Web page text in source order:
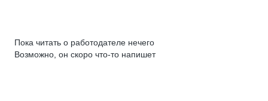
Пока читать о работодателе нечего
Возможно, он скоро что‑то напишет